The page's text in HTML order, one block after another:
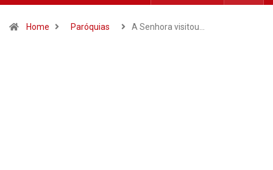
Home Paróquias A Senhora visitou…